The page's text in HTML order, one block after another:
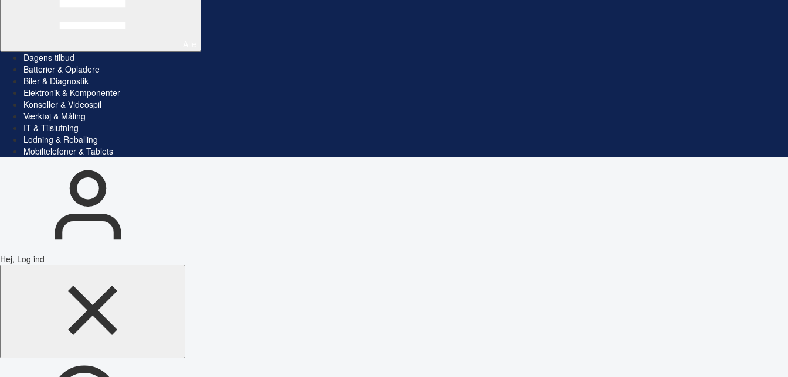
Dagens tilbud
Batterier & Opladere
Biler & Diagnostik
Elektronik & Komponenter
Konsoller & Videospil
Værktøj & Måling
IT & Tilslutning
Lodning & Reballing
Mobiltelefoner & Tablets
Hej, Log ind